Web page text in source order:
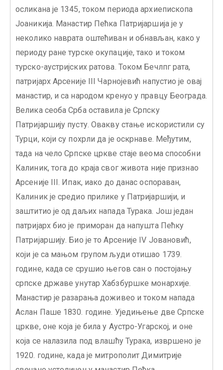
осликана је 1345, током периода архиепископа
Јоаникија. Манастир Пећка Патријаршија је у
неколико наврата оштећиван и обнављан, како у
периоду ране турске окупације, тако и током
турско-аустријских ратова. Током Бечлпг рата,
патријарх Арсеније III Чарнојевић напустио је овај
манастир, и са народом кренуо у правцу Београда.
Велика сеоба Срба оставила је Српску
Патријаршију пусту. Овакву стање искористили су
Турци, који су похрли да је оскрнаве. Међутим,
тада на чело Српске цркве стаје веома способни
Калиник, тога до краја свог живота није признао
Арсеније III. Ипак, иако до данас оспораван,
Калиник је средио прилике у Патријаршији, и
заштитио је од даљих напада Турака. Још један
патријарх био је приморан да напушта Пећку
Патријаршију. Био је то Арсеније IV Јовановић,
који је са мањом групом људи отишао 1739.
године, када се срушио његов сан о постојању
српске државе унутар Хабзбуршке монархије.
Манастир је разарања доживео и током напада
Аслан Паше 1830. године. Уједињење две Српске
цркве, оне која је била у Аустро-Угарској, и оне
која се налазила под влашћу Турака, извршено је
1920. године, када је митрополит Димитрије